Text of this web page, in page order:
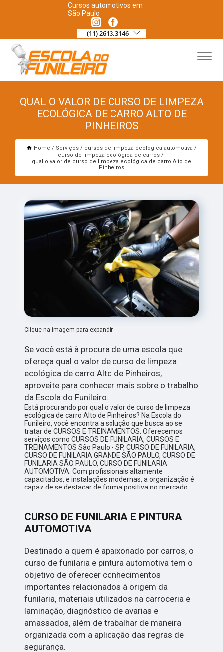
Cursos automotivos em
São Paulo
(11) 2613.3146
QUAL O VALOR DE CURSO DE LIMPEZA
ECOLÓGICA DE CARRO ALTO DE
PINHEIROS
Home Serviços
cursos de limpeza ecológica automotiva
curso de limpeza ecológica de carros
qual o valor de curso de limpeza ecológica de carro Alto de
Pinheiros
Clique na imagem para expandir
Se você está à procura de uma escola que
ofereça qual o valor de curso de limpeza
ecológica de carro Alto de Pinheiros,
aproveite para conhecer mais sobre o trabalho
da Escola do Funileiro.
Está procurando por qual o valor de curso de limpeza
ecológica de carro Alto de Pinheiros? Na Escola do
Funileiro, você encontra a solução que busca ao se
tratar de CURSOS E TREINAMENTOS. Oferecemos
serviços como CURSOS DE FUNILARIA, CURSOS E
TREINAMENTOS São Paulo - SP, CURSO DE FUNILARIA,
CURSO DE FUNILARIA GRANDE SÃO PAULO, CURSO DE
FUNILARIA SÃO PAULO, CURSO DE FUNILARIA
AUTOMOTIVA. Com profissionais altamente
capacitados, e instalações modernas, a organização é
capaz de se destacar de forma positiva no mercado.
CURSO DE FUNILARIA E PINTURA
AUTOMOTIVA
Destinado a quem é apaixonado por carros, o
curso de funilaria e pintura automotiva tem o
objetivo de oferecer conhecimentos
importantes relacionados à origem da
funilaria, materiais utilizados na carroceria e
laminação, diagnóstico de avarias e
amassados, além de trabalhar de maneira
organizada com a aplicação das regras de
segurança.